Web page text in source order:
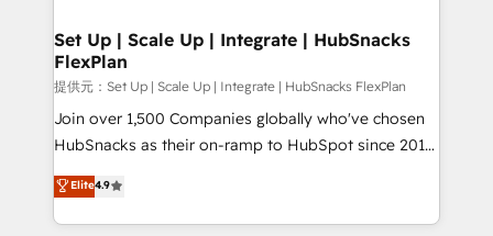
marketing, advertising, campaigns, content and
design We connect people, data and technology to
improve customer experiences. With our bright
people, exciting ideas and can-do mentality, we
ensure revenue growth on a daily basis. So tell us
team of 100+ experts is ready for you! Driving digital
growth | www.brightdigital.com
Set Up | Scale Up | Integrate | HubSnacks
FlexPlan
提供元：Set Up | Scale Up | Integrate | HubSnacks FlexPlan
Join over 1,500 Companies globally who've chosen
HubSnacks as their on-ramp to HubSpot since 2014
Simple pay-as-you-go plans that accelerate value...
1️⃣ Set Up | Onboarding New or Check-fixing existing
HubSpot portals 2️⃣ Scale Up | 100% HubSpot Task
Elite4.9